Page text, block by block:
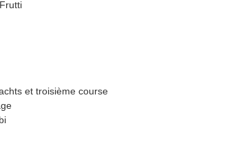
et troisième course